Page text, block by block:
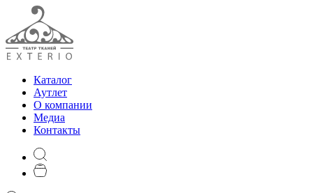
Каталог
Аутлет
О компании
Медиа
Контакты